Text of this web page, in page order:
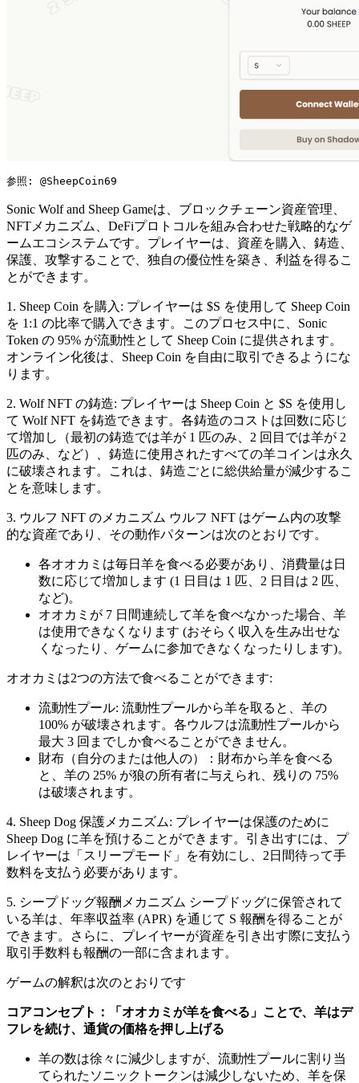
参照: @SheepCoin69
Sonic Wolf and Sheep Gameは、ブロックチェーン資産管理、
NFTメカニズム、DeFiプロトコルを組み合わせた戦略的なゲ
ームエコシステムです。プレイヤーは、資産を購入、鋳造、
保護、攻撃することで、独自の優位性を築き、利益を得るこ
とができます。
1. Sheep Coin を購入: プレイヤーは $S を使用して Sheep Coin
を 1:1 の比率で購入できます。このプロセス中に、Sonic
Token の 95% が流動性として Sheep Coin に提供されます。
オンライン化後は、Sheep Coin を自由に取引できるようにな
ります。
2. Wolf NFT の鋳造: プレイヤーは Sheep Coin と $S を使用し
て Wolf NFT を鋳造できます。各鋳造のコストは回数に応じ
て増加し（最初の鋳造では羊が 1 匹のみ、2 回目では羊が 2
匹のみ、など）、鋳造に使用されたすべての羊コインは永久
に破壊されます。これは、鋳造ごとに総供給量が減少するこ
とを意味します。
3. ウルフ NFT のメカニズム ウルフ NFT はゲーム内の攻撃
的な資産であり、その動作パターンは次のとおりです。
各オオカミは毎日羊を食べる必要があり、消費量は日
数に応じて増加します (1 日目は 1 匹、2 日目は 2 匹、
など)。
オオカミが 7 日間連続して羊を食べなかった場合、羊
は使用できなくなります (おそらく収入を生み出せな
くなったり、ゲームに参加できなくなったりします)。
オオカミは2つの方法で食べることができます:
流動性プール: 流動性プールから羊を取ると、羊の
100% が破壊されます。各ウルフは流動性プールから
最大 3 回までしか食べることができません。
財布（自分のまたは他人の）：財布から羊を食べる
と、羊の 25% が狼の所有者に与えられ、残りの 75%
は破壊されます。
4. Sheep Dog 保護メカニズム: プレイヤーは保護のために
Sheep Dog に羊を預けることができます。引き出すには、プ
レイヤーは「スリープモード」を有効にし、2日間待って手
数料を支払う必要があります。
5. シープドッグ報酬メカニズム シープドッグに保管されて
いる羊は、年率収益率 (APR) を通じて S 報酬を得ることが
できます。さらに、プレイヤーが資産を引き出す際に支払う
取引手数料も報酬の一部に含まれます。
ゲームの解釈は次のとおりです
コアコンセプト：「オオカミが羊を食べる」ことで、羊はデ
フレを続け、通貨の価格を押し上げる
羊の数は徐々に減少しますが、流動性プールに割り当
てられたソニックトークンは減少しないため、羊を保